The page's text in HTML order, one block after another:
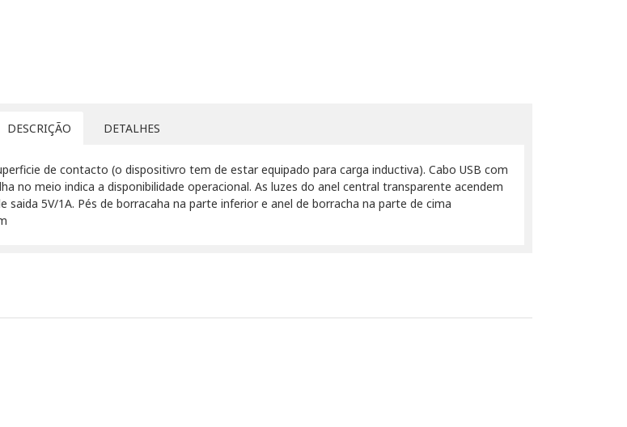
DESCRIÇÃO DETALHES
de contacto (o dispositivro tem de estar equipado para carga inductiva). Cabo USB com
no meio indica a disponibilidade operacional. As luzes do anel central transparente acendem
5V/1A. Pés de borracaha na parte inferior e anel de borracha na parte de cima